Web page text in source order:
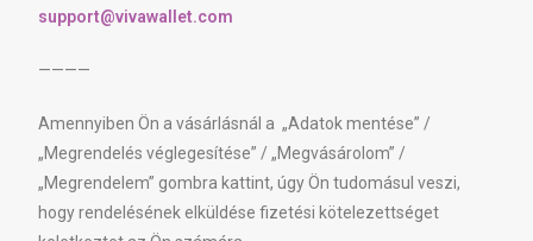
support@vivawallet.com
————
Amennyiben Ön a vásárlásnál a „Adatok mentése” /
„Megrendelés véglegesítése” / „Megvásárolom” /
„Megrendelem” gombra kattint, úgy Ön tudomásul veszi,
hogy rendelésének elküldése fizetési kötelezettséget